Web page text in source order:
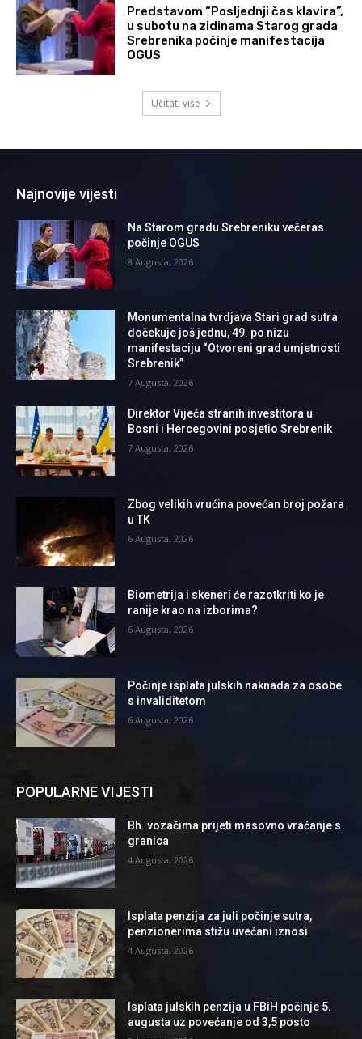
Predstavom “Posljednji čas klavira”,
u subotu na zidinama Starog grada
Srebrenika počinje manifestacija
OGUS
Učitati više
Najnovije vijesti
Na Starom gradu Srebreniku večeras
počinje OGUS
8 Augusta, 2026
Monumentalna tvrdjava Stari grad sutra
dočekuje još jednu, 49. po nizu
manifestaciju “Otvoreni grad umjetnosti
Srebrenik”
7 Augusta, 2026
Direktor Vijeća stranih investitora u
Bosni i Hercegovini posjetio Srebrenik
7 Augusta, 2026
Zbog velikih vrućina povećan broj požara
u TK
6 Augusta, 2026
Biometrija i skeneri će razotkriti ko je
ranije krao na izborima?
6 Augusta, 2026
Počinje isplata julskih naknada za osobe
s invaliditetom
6 Augusta, 2026
POPULARNE VIJESTI
Bh. vozačima prijeti masovno vraćanje s
granica
4 Augusta, 2026
Isplata penzija za juli počinje sutra,
penzionerima stižu uvećani iznosi
4 Augusta, 2026
Isplata julskih penzija u FBiH počinje 5.
augusta uz povećanje od 3,5 posto